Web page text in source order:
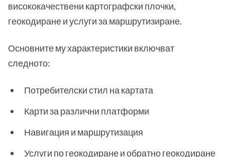
висококачествени картографски плочки,
геокодиране и услуги за маршрутизиране.
Основните му характеристики включват
следното:
Потребителски стил на картата
Карти за различни платформи
Навигация и маршрутизация
Услуги по геокодиране и обратно геокодиране